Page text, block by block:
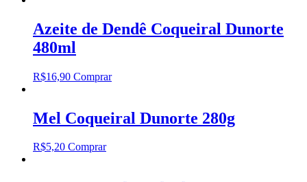
Azeite de Dendê Coqueiral Dunorte
480ml
R$16,90 Comprar
Mel Coqueiral Dunorte 280g
R$5,20 Comprar